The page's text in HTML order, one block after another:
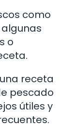
como
o
receta
pescado
útiles y